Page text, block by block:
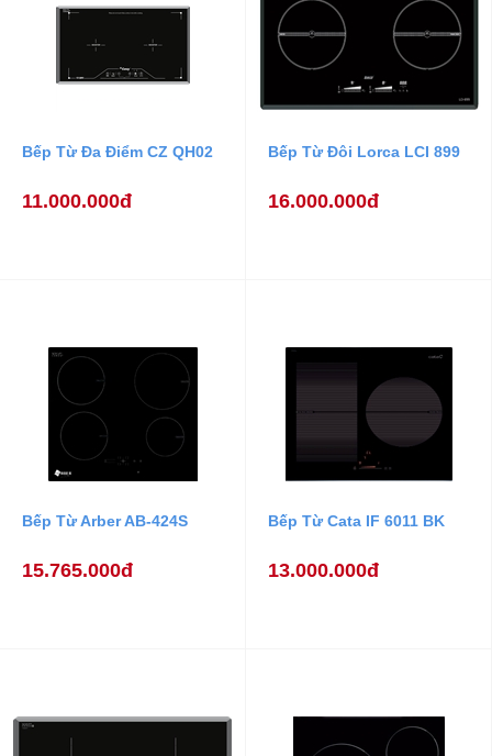
Bếp Từ Đa Điểm CZ QH02
11.000.000đ
Bếp Từ Đôi Lorca LCI 899
16.000.000đ
Bếp Từ Arber AB-424S
15.765.000đ
Bếp Từ Cata IF 6011 BK
13.000.000đ